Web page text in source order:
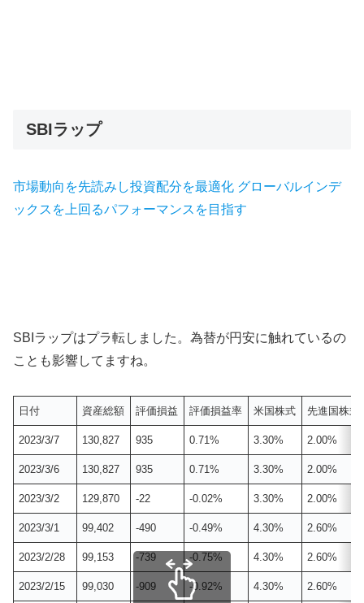
SBIラップ
市場動向を先読みし投資配分を最適化 グローバルインデ
ックスを上回るパフォーマンスを目指す
SBIラップはプラ転しました。為替が円安に触れているの
ことも影響してますね。
日付 資産総額 評価損益 評価損益率 米国株式 先進国株式
2023/3/7 130,827 935 0.71% 3.30% 2.00%
2023/3/6 130,827 935 0.71% 3.30% 2.00%
2023/3/2 129,870 -22 -0.02% 3.30% 2.00%
2023/3/1 99,402 -490 -0.49% 4.30% 2.60%
2023/2/28 99,153 -739 -0.75% 4.30% 2.60%
2023/2/15 99,030 -909 -0.92% 4.30% 2.60%